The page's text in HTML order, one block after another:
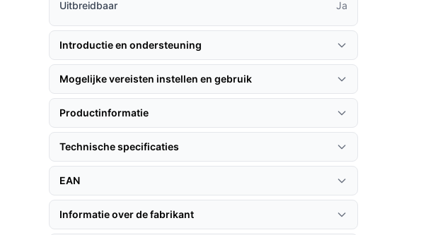
Uitbreidbaar
Ja
Introductie en ondersteuning
Mogelijke vereisten instellen en gebruik
Productinformatie
Technische specificaties
EAN
Informatie over de fabrikant